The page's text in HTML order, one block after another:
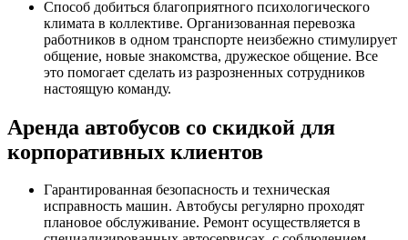
Способ добиться благоприятного психологического
климата в коллективе. Организованная перевозка
работников в одном транспорте неизбежно стимулирует
общение, новые знакомства, дружеское общение. Все
это помогает сделать из разрозненных сотрудников
настоящую команду.
Аренда автобусов со скидкой для
корпоративных клиентов
Гарантированная безопасность и техническая
исправность машин. Автобусы регулярно проходят
плановое обслуживание. Ремонт осуществляется в